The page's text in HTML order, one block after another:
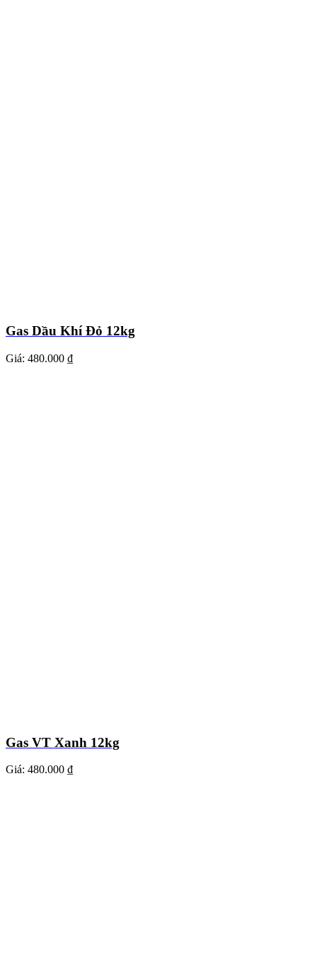
Gas Dầu Khí Đỏ 12kg
Giá: 480.000 ₫
Gas VT Xanh 12kg
Giá: 480.000 ₫